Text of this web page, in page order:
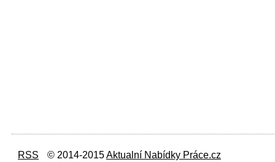
RSS © 2014-2015Aktualní Nabídky Práce.cz